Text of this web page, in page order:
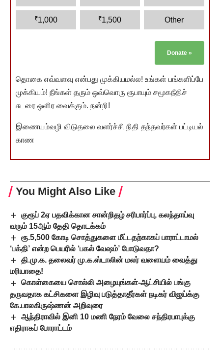
₹1,000 ₹1,500 Other
Donate »
தொகை எவ்வளவு என்பது முக்கியமல்ல! உங்கள் பங்களிப்பே
முக்கியம்! நீங்கள் தரும் ஒவ்வொரு ரூபாயும் சமூகநீதிச்
சுடரை ஒளிர வைக்கும். நன்றி!
இணையம்வழி விடுதலை வளர்ச்சி நிதி தந்தவர்கள் பட்டியல்
காண
You Might Also Like
குரூப் 2ஏ பதவிக்கான சான்றிதழ் சரிபார்ப்பு, கலந்தாய்வு
வரும் 15ஆம் தேதி தொடக்கம்
ரூ.5,500 கோடி சொத்துகளை மீட்டதற்காகப் பாராட்டாமல்
‘பக்தி’ என்ற பெயரில் ‘பகல் வேஷம்’ போடுவதா?
தி.மு.க. தலைவர் மு.க.ஸ்டாலின் மலர் வளையம் வைத்து
மரியாதை!
கொள்கையை சொல்லி அழையுங்கள்-ஆட்சியில் பங்கு
தருவதாக கட்சிகளை இழிவு படுத்தாதீர்கள் நடிகர் விஜய்க்கு
கே.பாலகிருஷ்ணன் அறிவுரை
ஆந்திராவில் இனி 10 மணி நேரம் வேலை சந்திரபாபுக்கு
எதிராகப் போராட்டம்